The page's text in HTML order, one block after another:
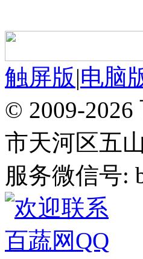
触屏版|电脑
© 2009-
市天河区五
服务微信号: